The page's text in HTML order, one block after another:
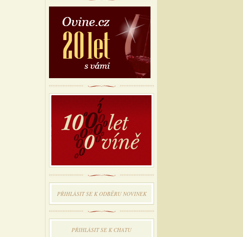
PŘIHLÁSIT SE K ODBĔRU NOVINEK
PŘIHLÁSIT SE K CHATU